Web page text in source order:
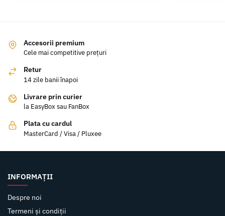
Accesorii premium
Cele mai competitive prețuri
Retur
14 zile banii înapoi
Livrare prin curier
la EasyBox sau FanBox
Plata cu cardul
MasterCard / Visa / Pluxee
INFORMAȚII
Despre noi
Termeni și condiții